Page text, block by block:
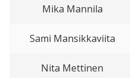
Mika Mannila
Sami Mansikkaviita
Nita Mettinen